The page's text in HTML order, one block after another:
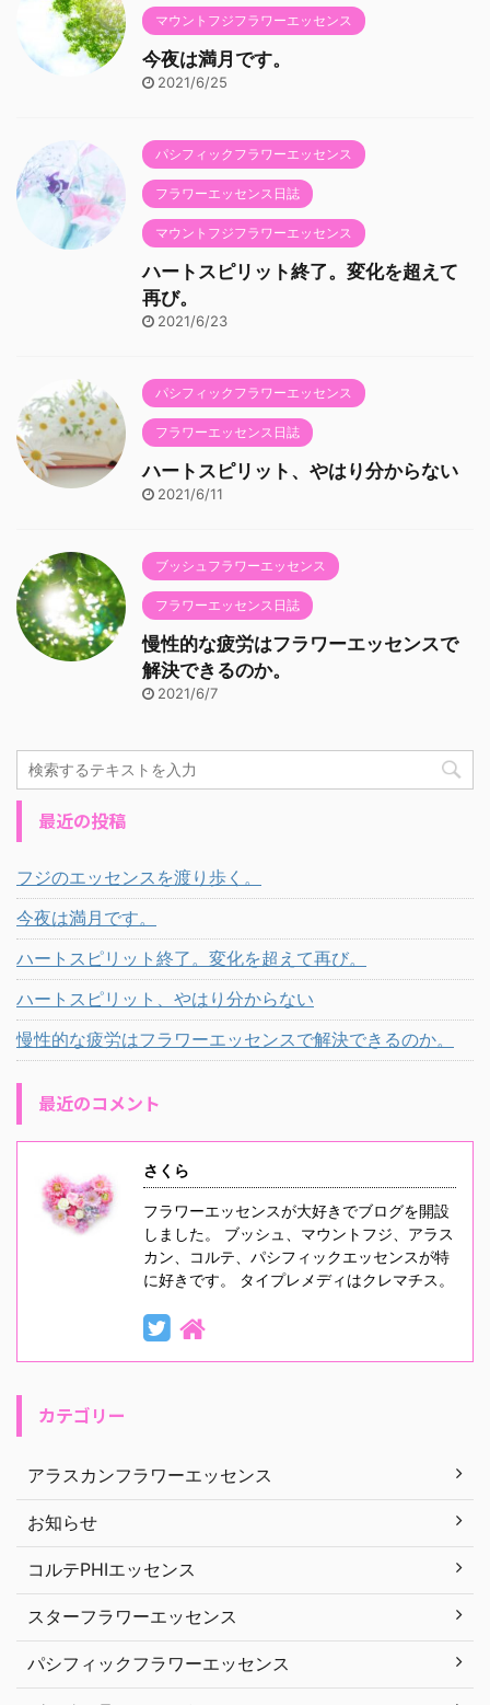
マウントフジフラワーエッセンス
今夜は満月です。
2021/6/25
パシフィックフラワーエッセンス
フラワーエッセンス日誌
マウントフジフラワーエッセンス
ハートスピリット終了。変化を超えて
再び。
2021/6/23
パシフィックフラワーエッセンス
フラワーエッセンス日誌
ハートスピリット、やはり分からない
2021/6/11
ブッシュフラワーエッセンス
フラワーエッセンス日誌
慢性的な疲労はフラワーエッセンスで
解決できるのか。
2021/6/7
最近の投稿
フジのエッセンスを渡り歩く。
今夜は満月です。
ハートスピリット終了。変化を超えて再び。
ハートスピリット、やはり分からない
慢性的な疲労はフラワーエッセンスで解決できるのか。
最近のコメント
さくら
フラワーエッセンスが大好きでブログを開設
しました。 ブッシュ、マウントフジ、アラス
カン、コルテ、パシフィックエッセンスが特
に好きです。 タイプレメディはクレマチス。
カテゴリー
アラスカンフラワーエッセンス
お知らせ
コルテPHIエッセンス
スターフラワーエッセンス
パシフィックフラワーエッセンス